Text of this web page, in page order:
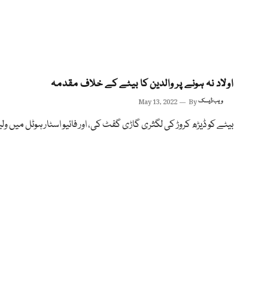
اولاد نہ ہونے پر والدین کا بیٹے کے خلاف مقدمہ
May 13, 2022 Byویب ڈیسک
بیٹے کو ڈیڑھ کروڑ کی لگثری گاڑی گفٹ کی، اور فائیو اسٹار ہوٹل میں